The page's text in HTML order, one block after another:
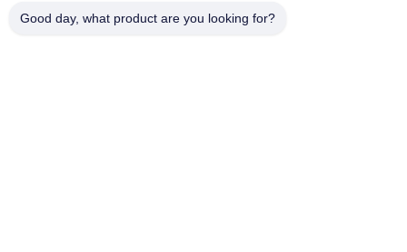
Good day, what product are you looking for?